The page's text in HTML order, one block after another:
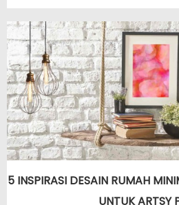
5 INSPIRASI DESAIN RUMAH
UNTUK ARTSY